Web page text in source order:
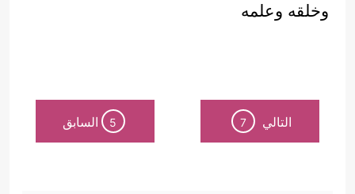
وخلقه وعلمه
التالي 7
5 السابق